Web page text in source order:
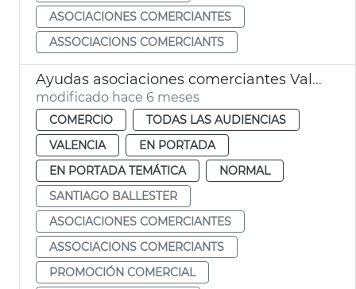
ASOCIACIONES COMERCIANTES
ASSOCIACIONS COMERCIANTS
Ayudas asociaciones comerciantes València
modificado hace 6 meses
COMERCIO
TODAS LAS AUDIENCIAS
VALENCIA
EN PORTADA
EN PORTADA TEMÁTICA
NORMAL
SANTIAGO BALLESTER
ASOCIACIONES COMERCIANTES
ASSOCIACIONS COMERCIANTS
PROMOCIÓN COMERCIAL